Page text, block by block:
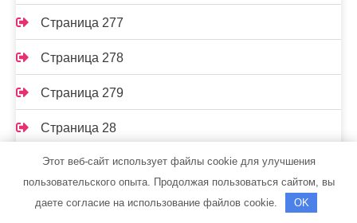
Страница 277
Страница 278
Страница 279
Страница 28
Страница 280
Страница 281
Этот веб-сайт использует файлы cookie для улучшения
пользовательского опыта. Продолжая пользоваться сайтом, вы
даете согласие на использование файлов cookie.
OK